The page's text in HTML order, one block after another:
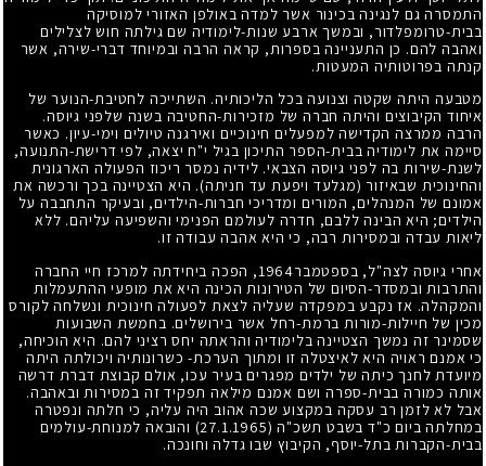
התמסרה גם לנגינה בכינור אשר למדה באולפן האזורי למוסיקה
בבית-טרומפלדור, ובמשך ארבע שנות-לימודיה שם גילתה חוש לצלילים
ואהבה להם. כן התעניינה בספרות, קראה הרבה ובמיוחד דברי-שירה, אשר
קנתה בפרוטותיה המעטות.
מטבעה היתה שקטה וצנועה בכל הליכותיה. השתייכה לחטיבת-הנוער של
איחוד הקיבוצים והיתה חברה של מזכירות-החטיבה בשנה שלפני גיוסה.
הרבה ממרצה הקדישה למפעלים חינוכיים ואירגנה טיולים וימי-עיון. כאשר
סיימה את לימודיה בבית-הספר התיכון בגיל י"ח יצאה, לפי דרישת-התנועה,
לשנת-שירות בה לפני גיוסה הצבאי. לידיה נמסר ריכוז הפעולה הארגונית
והחינוכית שבאיזור (מגלעד ויפעת עד חניתה). היא הצטיינה בכך ורכשה את
אמונם של המנהלים, המורים ומדריכי חברות-הילדים, ובעיקר התחבבה על
הילדים; היא הבינה ללבם, חדרה לעולמם הפנימי והשפיעה עליהם. ללא
ליאות עבדה ובמסירות רבה, כי היא אהבה עבודה זו.
אחרי גיוסה לצה"ל, בספטמבר1964, הפכה ביחידתה למרכז חיי החברה
והתרבות ובמסדר-הסיום של הטירונות הכינה היא את מופעי ההתעמלות
והמקהלה. אז נקבע במפקדה שעליה לצאת לפעולה חינוכית ונשלחה לקורס
מכין של חיילות-מורות ברמת-רחל אשר בירושלים. בחמשת השבועות
שסמינר זה נמשך הצטיינה בלימודיה והראתה יחס רציני להם. היא הוכיחה,
כי אמנם ראויה היא לאיצטלה זו ומתוך הערכת- כשרונותיה ויכולתה היתה
מיועדת לחנך כיתה של ילדים מפגרים בעיר עכו, אולם קבוצת דברת דרשה
אותה כמורה בבית-ספרה ושם אמנם מילאה תפקיד זה במסירות ובאהבה.
אבל לא לזמן רב עסקה במקצוע שכה אהוב היה עליה, כי חלתה ונפטרה
במחלתה ביום כ"ד בשבט תשכ"ה (27.1.1965) והובאה למנוחת-עולמים
בבית-הקברות בתל-יוסף, הקיבוץ שבו גדלה וחונכה.